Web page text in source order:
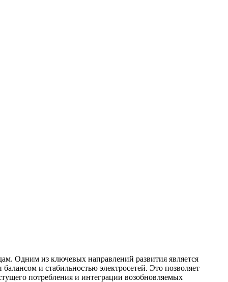
Одним из ключевых направлений развития является
и стабильностью электросетей. Это позволяет
потребления и интеграции возобновляемых